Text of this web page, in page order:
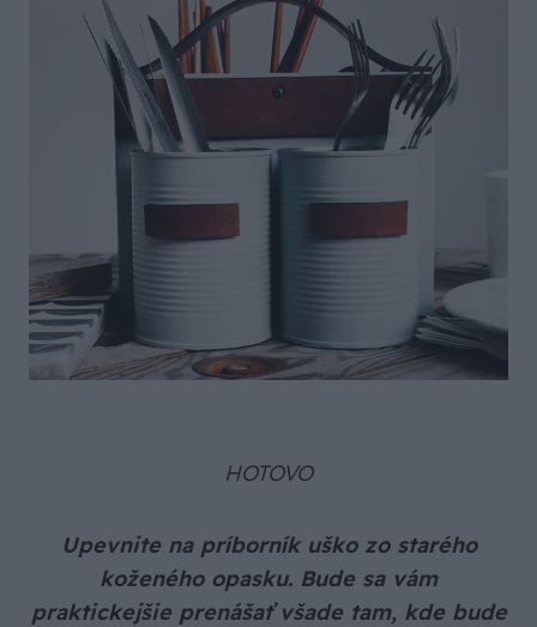
HOTOVO
Upevnite na príborník uško zo starého
koženého opasku. Bude sa vám
praktickejšie prenášať všade tam, kde bude